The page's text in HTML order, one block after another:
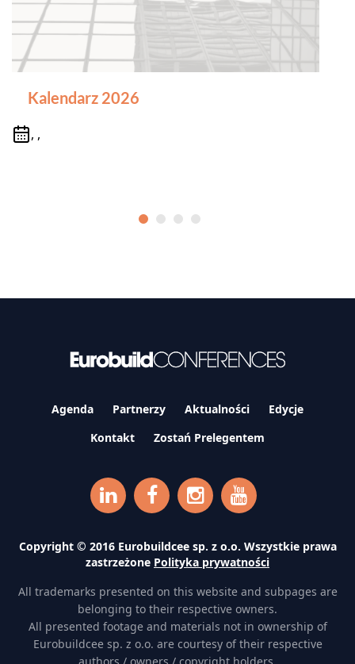
Kalendarz 2026
, ,
Agenda Partnerzy Aktualności
Edycje
Kontakt
Zostań Prelegentem
Copyright © 2016 Eurobuildcee sp. z o.o. Wszystkie prawa
zastrzeżone Polityka prywatności
All trademarks presented on this website and subpages are
belonging to their respective owners.
All presented footage and materials not in ownership of
Eurobuildcee sp. z o.o. are courtesy of their respective